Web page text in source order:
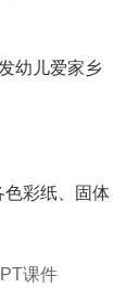
幼儿爱家乡
彩纸、固体
课件